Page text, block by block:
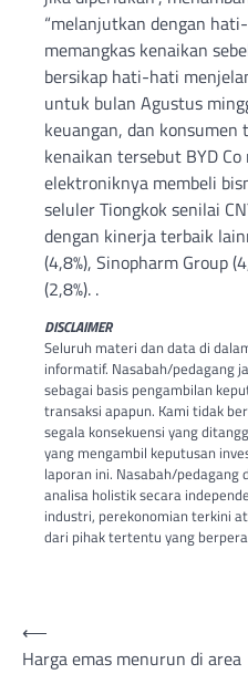
“melanjutkan dengan
memangkas kenaikan
bersikap hati-hati
untuk bulan Agustus
keuangan, dan
kenaikan tersebut BYD
elektroniknya membeli
seluler Tiongkok senilai
dengan kinerja terbaik
(4,8%), Sinopharm Group
(2,8%). .
DISCLAIMER
Seluruh materi dan data di
informatif. Nasabah/pedagang
sebagai basis pengambilan
transaksi apapun. Kami tidak
segala konsekuensi yang
yang mengambil keputusan
laporan ini. Nasabah/pedagang
analisa holistik secara
industri, perekonomian terkini
dari pihak tertentu yang
Post
⟵
Harga emas menurun di area